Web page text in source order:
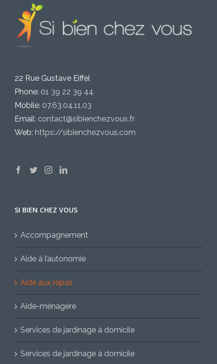
22 Rue Gustave Eiffel
Phone: 01 39 22 39 44
Mobile: 07.63.04.11.03
Email: contact@sibienchezvous.fr
Web: https://sibienchezvous.com
SI BIEN CHEZ VOUS
Accompagnement
Aide à l’autonomie
Aide aux repas
Aide-ménagère
Services de jardinage à domicile
Services de jardinage à domicile